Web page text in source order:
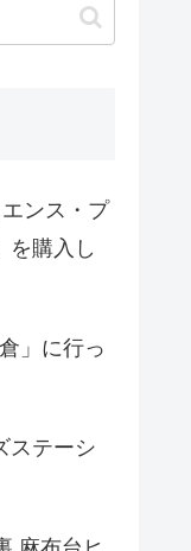
ンス・プ
を購入し
」に行っ
ステーシ